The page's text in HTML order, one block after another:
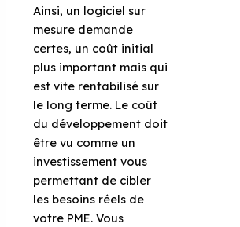
Ainsi, un logiciel sur
mesure demande
certes, un coût initial
plus important mais qui
est vite rentabilisé sur
le long terme. Le coût
du développement doit
être vu comme un
investissement vous
permettant de cibler
les besoins réels de
votre PME. Vous